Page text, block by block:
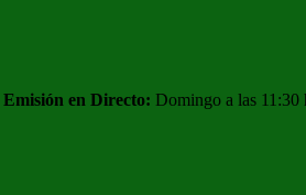
Emisión en Directo: Domingo a las 11:30